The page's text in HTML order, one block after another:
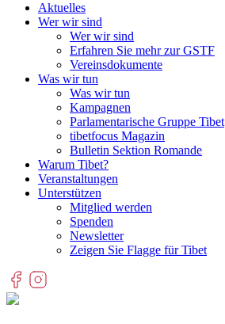
Aktuelles
Wer wir sind
Wer wir sind
Erfahren Sie mehr zur GSTF
Vereinsdokumente
Was wir tun
Was wir tun
Kampagnen
Parlamentarische Gruppe Tibet
tibetfocus Magazin
Bulletin Sektion Romande
Warum Tibet?
Veranstaltungen
Unterstützen
Mitglied werden
Spenden
Newsletter
Zeigen Sie Flagge für Tibet